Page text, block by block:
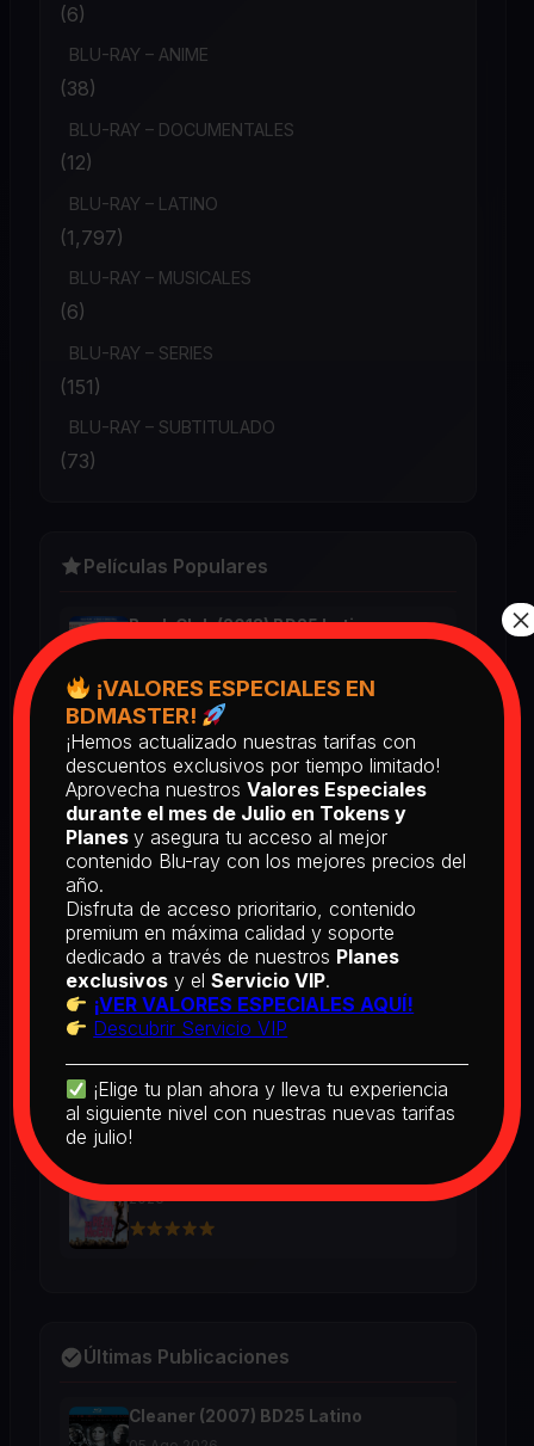
(6)
BLU-RAY – ANIME
(38)
BLU-RAY – DOCUMENTALES
(12)
BLU-RAY – LATINO
(1,797)
BLU-RAY – MUSICALES
(6)
BLU-RAY – SERIES
(151)
BLU-RAY – SUBTITULADO
(73)
Películas Populares
Book Club (2018) BD25 Latino
Return of the Living Dead: Part II
(1988) BD25 Latino
2025
Earth [Criterion Collection] (1976)
BD25 Subtitulado
2026
[PEDIDO] Boogie Nights (1997) BD25
2026
2026
Últimas Publicaciones
Cleaner (2007) BD25 Latino
¡VALORES ESPECIALES EN
BDMASTER!
¡Hemos actualizado nuestras tarifas con
descuentos exclusivos por tiempo limitado!
Aprovecha nuestros Valores Especiales
durante el mes de Julio en Tokens y
Planes y asegura tu acceso al mejor
contenido Blu-ray con los mejores precios del
año.
Disfruta de acceso prioritario, contenido
premium en máxima calidad y soporte
dedicado a través de nuestros Planes
exclusivos y el Servicio VIP.
¡VER VALORES ESPECIALES AQUÍ!
Descubrir Servicio VIP
¡Elige tu plan ahora y lleva tu experiencia
al siguiente nivel con nuestras nuevas tarifas
de julio!
×